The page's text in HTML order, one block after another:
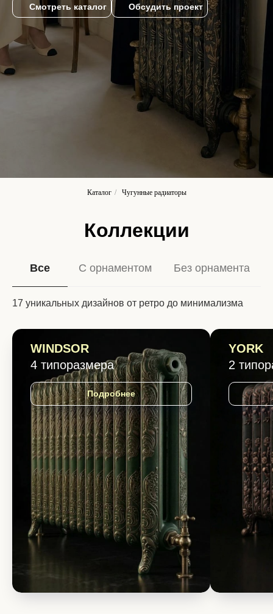
Смотреть каталог Обсудить проект
Каталог / Чугунные радиаторы
Коллекции
Все С орнаментом Без орнамента
17 уникальных дизайнов от ретро до минимализма
WINDSOR
4 типоразмера
Подробнее
YORK
2